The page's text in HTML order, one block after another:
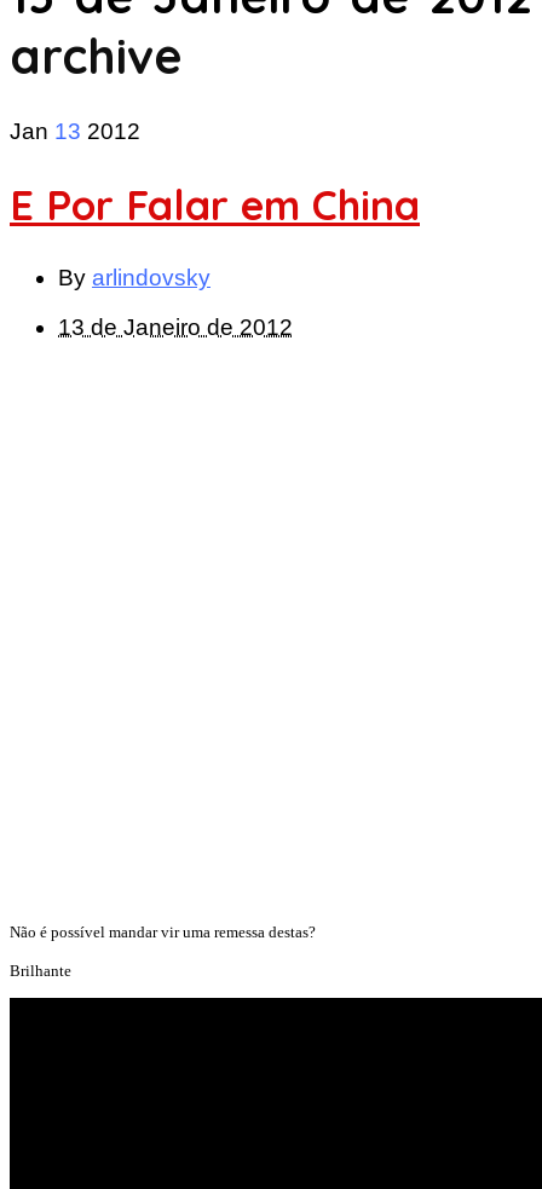
archive
Jan 13 2012
E Por Falar em China
By arlindovsky
13 de Janeiro de 2012
Não é possível mandar vir uma remessa destas?
Brilhante